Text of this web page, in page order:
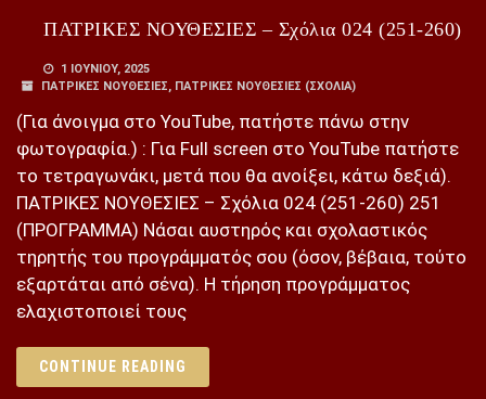
ΠΑΤΡΙΚΕΣ ΝΟΥΘΕΣΙΕΣ – Σχόλια 024 (251-260)
1 ΙΟΥΝΊΟΥ, 2025
ΠΑΤΡΙΚΕΣ ΝΟΥΘΕΣΙΕΣ, ΠΑΤΡΙΚΕΣ ΝΟΥΘΕΣΙΕΣ (ΣΧΌΛΙΑ)
(Για άνοιγμα στο YouTube, πατήστε πάνω στην
φωτογραφία.) : Για Full screen στο YouTube πατήστε
το τετραγωνάκι, μετά που θα ανοίξει, κάτω δεξιά).
ΠΑΤΡΙΚΕΣ ΝΟΥΘΕΣΙΕΣ – Σχόλια 024 (251-260) 251
(ΠΡΟΓΡΑΜΜΑ) Νάσαι αυστηρός και σχολαστικός
τηρητής του προγράμματός σου (όσον, βέβαια, τούτο
εξαρτάται από σένα). Η τήρηση προγράμματος
ελαχιστοποιεί τους
CONTINUE READING